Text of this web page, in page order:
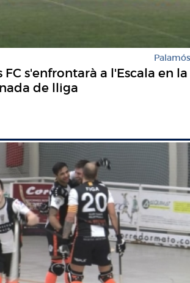
Palamós
FC s'enfrontarà a l'Escala en la
de lliga